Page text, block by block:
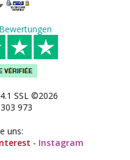
Bewertungen
SSL ©2026
973
uns:
- Instagram